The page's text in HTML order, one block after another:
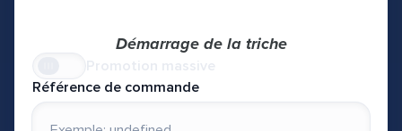
Démarrage de la triche
Référence de commande